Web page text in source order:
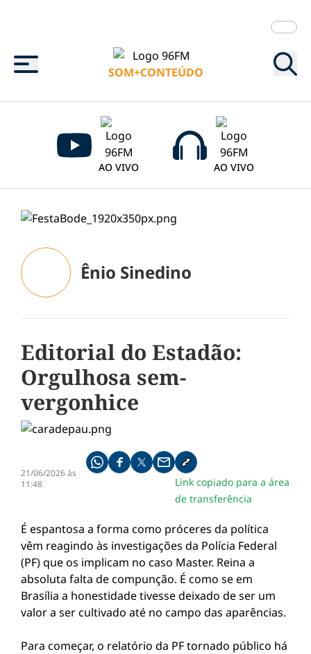
Menu
SOM+CONTEÚDO
AO VIVO AO VIVO
Ênio Sinedino
Editorial do Estadão:
Orgulhosa sem-
vergonhice
21/06/2026 às
11:48
Compartilhe pelo whatsapp
Compartilhar no facebook
Compartilhar no twitter
Compartilhe pelo email
Copiar link da notícia
Link copiado para a área
de transferência
É espantosa a forma como próceres da política
vêm reagindo às investigações da Polícia Federal
(PF) que os implicam no caso Master. Reina a
absoluta falta de compunção. É como se em
Brasília a honestidade tivesse deixado de ser um
valor a ser cultivado até no campo das aparências.
Para começar, o relatório da PF tornado público há